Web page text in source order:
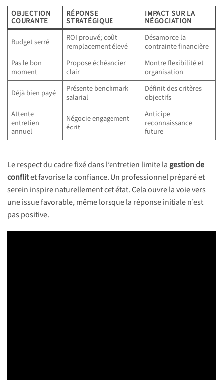
OBJECTION
COURANTE
RÉPONSE
STRATÉGIQUE
IMPACT SUR LA
NÉGOCIATION
Budget serré
ROI prouvé; coût
remplacement élevé
Désamorce la
contrainte financière
Pas le bon
moment
Propose échéancier
clair
Montre flexibilité et
organisation
Déjà bien payé
Présente benchmark
salarial
Définit des critères
objectifs
Attente
entretien
annuel
Négocie engagement
écrit
Anticipe
reconnaissance
future
Le respect du cadre fixé dans l’entretien limite lagestion de
conflitet favorise la confiance. Un professionnel préparé et
serein inspire naturellement cet état. Cela ouvre la voie vers
une issue favorable, même lorsque la réponse initiale n’est
pas positive.